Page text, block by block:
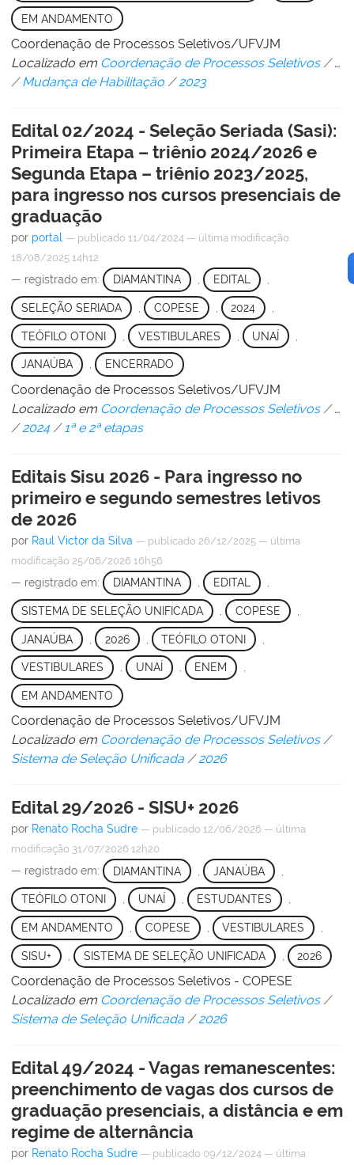
EM ANDAMENTO
Coordenação de Processos Seletivos/UFVJM
Localizado em Coordenação de Processos Seletivos /…
/Mudança de Habilitação /2023
Edital 02/2024 - Seleção Seriada (Sasi):
Primeira Etapa – triênio 2024/2026 e
Segunda Etapa – triênio 2023/2025,
para ingresso nos cursos presenciais de
graduação
por portal — publicado 11/04/2024 — última modificação
18/08/2025 14h12
— registrado em: DIAMANTINA , EDITAL ,
SELEÇÃO SERIADA COPESE 2024
TEÓFILO OTONI VESTIBULARES UNAÍ
JANAÚBA , ENCERRADO
Coordenação de Processos Seletivos/UFVJM
Localizado em Coordenação de Processos Seletivos /…
/2024 / 1ª e 2ª etapas
Editais Sisu 2026 - Para ingresso no
primeiro e segundo semestres letivos
de 2026
por Raul Victor da Silva — publicado 26/12/2025 — última
modificação 25/06/2026 16h56
— registrado em: DIAMANTINA EDITAL
SISTEMA DE SELEÇÃO UNIFICADA COPESE
JANAÚBA 2026 TEÓFILO OTONI
VESTIBULARES , UNAÍ , ENEM ,
EM ANDAMENTO
Coordenação de Processos Seletivos/UFVJM
Localizado em Coordenação de Processos Seletivos /
Sistema de Seleção Unificada /2026
Edital 29/2026 - SISU+ 2026
por Renato Rocha Sudre — publicado 12/06/2026 — última
modificação 31/07/2026 12h20
— registrado em: DIAMANTINA JANAÚBA
TEÓFILO OTONI , UNAÍ , ESTUDANTES ,
EM ANDAMENTO COPESE VESTIBULARES
SISU+ SISTEMA DE SELEÇÃO UNIFICADA 2026
Coordenação de Processos Seletivos - COPESE
Localizado em Coordenação de Processos Seletivos /
Sistema de Seleção Unificada /2026
Edital 49/2024 - Vagas remanescentes:
preenchimento de vagas dos cursos de
graduação presenciais, a distância e em
regime de alternância
por Renato Rocha Sudre — publicado 09/12/2024 — última